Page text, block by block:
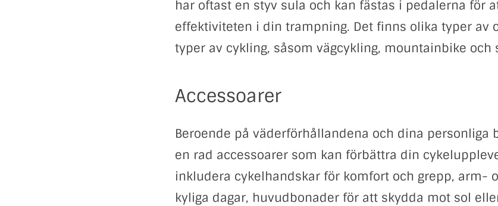
har oftast en styv sula och kan fästas i pedalerna för
effektiviteten i din trampning. Det finns olika typer av
typer av cykling, såsom vägcykling, mountainbike och
Accessoarer
Beroende på väderförhållandena och dina personliga
en rad accessoarer som kan förbättra din
inkludera cykelhandskar för komfort och grepp, arm-
kyliga dagar, huvudbonader för att skydda mot sol